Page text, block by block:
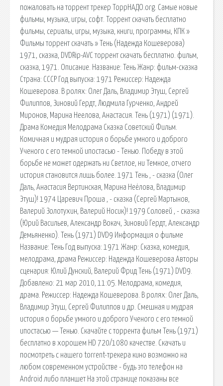
пожаловать на торрент трекер ТоррНАДО.org. Самые новые
фильмы, музыка, игры, софт. Торрент скачать бесплатно
фильмы, сериалы, игры, музыка, книги, программы, КПК »
Фильмы торрент скачать » Тень (Надежда Кошеверова)
1971, сказка, DVDRip-AVC торрент скачать бесплатно. фильм,
сказка, 1971. Описание. Название: Тень Жанр: фильм-сказка
Страна: СССР Год выпуска: 1971 Режиссер: Надежда
Кошеверова. В ролях: Олег Даль, Владимир Этуш, Сергей
Филиппов, Зиновий Гердт, Людмила Гурченко, Андрей
Миронов, Марина Неелова, Анастасия. Тень (1971) (1971).
Драма Комедия Мелодрама Сказка Советский Фильм.
Комичная и мудрая история о борьбе умного и доброго
Ученого с его темной ипостасью - Тенью. Победу в этой
борьбе не может одержать ни Светлое, ни Темное, отчего
история становится лишь более. 1971 Тень , - сказка (Олег
Даль, Анастасия Вертинская, Марина Неёлова, Владимир
Этуш)! 1974 Царевич Проша , - сказка (Сергей Мартынов,
Валерий Золотухин, Валерий Носик)! 1979 Соловей , - сказка
(Юрий Васильев, Александр Вокач, Зиновий Гердт, Александр
Демьяненко). Тень (1971) DVD9 Информация о фильме
Название: Тень Год выпуска: 1971 Жанр: Сказка, комедия,
мелодрама, драма Режиссер: Надежда Кошеверова Авторы
сценария: Юлий Дунский, Валерий Фрид Тень (1971) DVD9.
Добавлено: 21 мар 2010, 11:05. Мелодрама, комедия,
драма. Режиссер: Надежда Кошеверова. В ролях: Олег Даль,
Владимир Этуш, Сергей Филиппов и др. Cмешная и мудрая
история о борьбе умного и доброго Ученого с его темной
ипостасью — Тенью. Скачайте с торрента фильм Тень (1971)
бесплатно в хорошем HD 720/1080 качестве. Скачать и
посмотреть с нашего torrent-трекера кино возможно на
любом современном устройстве - будь это телефон на
Android либо планшет На этой странице показаны все